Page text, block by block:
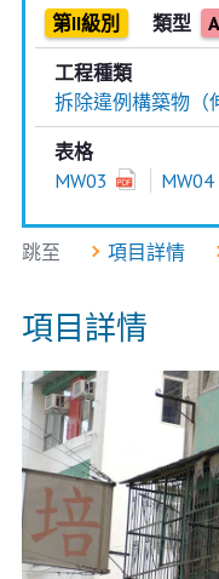
第II級別 類型 A
工程種類
拆除違例構築物（
表格
MW03
MW04
跳至 項目詳情
項目詳情